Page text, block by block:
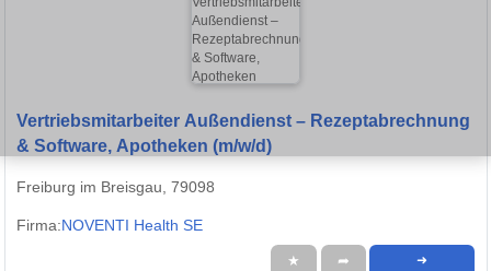
Vertriebsmitarbeiter Außendienst – Rezeptabrechnung
& Software, Apotheken (m/w/d)
Freiburg im Breisgau, 79098
Firma:NOVENTI Health SE
★ ➦ ➜